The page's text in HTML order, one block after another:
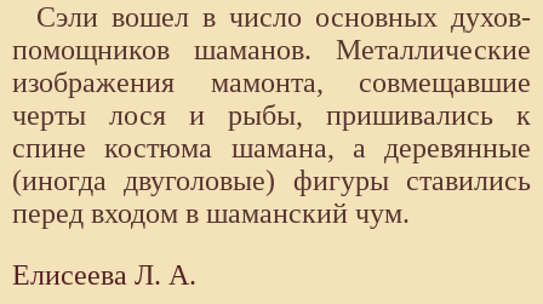
Сэли вошел в число основных духов-
помощников шаманов. Металлические
изображения мамонта, совмещавшие
черты лося и рыбы, пришивались к
спине костюма шамана, а деревянные
(иногда двуголовые) фигуры ставились
перед входом в шаманский чум.
Елисеева Л. А.